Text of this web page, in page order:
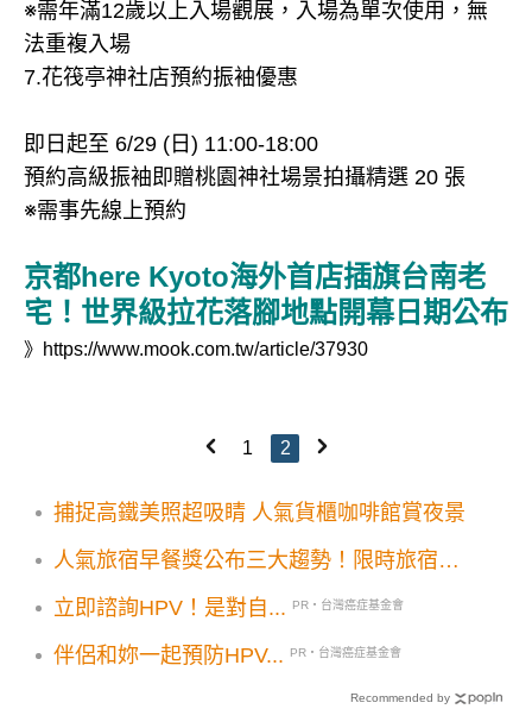
※需年滿12歲以上入場觀展，入場為單次使用，無
法重複入場
7.花筏亭神社店預約振袖優惠
即日起至 6/29 (日) 11:00-18:00
預約高級振袖即贈桃園神社場景拍攝精選 20 張
※需事先線上預約
京都here Kyoto海外首店插旗台南老
宅！世界級拉花落腳地點開幕日期公布
》 https://www.mook.com.tw/article/37930
1 2
捕捉高鐵美照超吸睛 人氣貨櫃咖啡館賞夜景
人氣旅宿早餐獎公布三大趨勢！限時旅宿優
立即諮詢HPV！是對自...
PR・台灣癌症基金會
伴侶和妳一起預防HPV... PR・台灣癌症基金會
Recommended by